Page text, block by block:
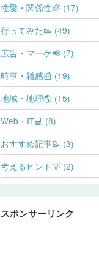
性愛・関係性🌈 (17)
行ってみた👟 (49)
広告・マーケ📢 (7)
時事・雑感📰 (19)
地域・地理🌎 (15)
Web・IT💻 (8)
おすすめ記事📝 (3)
考えるヒント💡 (2)
スポンサーリンク